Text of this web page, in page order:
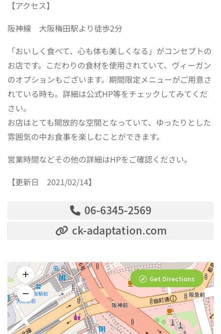
【アクセス】
阪神線 大阪梅田駅より徒歩2分
「おいしく食べて、心も体も美しくなる」がコンセプトの
お店です。こだわりの食材を使用されていて、ヴィーガン
のオプションもございます。期間限定メニューがご用意さ
れている時も。詳細は公式HP等をチェックしてみてくだ
さい。
お店はとても開放的な空間となっていて、ゆったりとした
雰囲気の中お食事を楽しむことができます。
営業時間などその他の詳細はHPをご確認ください。
【更新日 2021/02/14】
06-6345-2569
ck-adaptation.com
Get Directions